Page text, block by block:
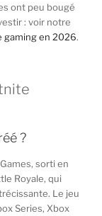
ont peu bougé
: voir notre
gaming en 2026.
?
sorti en
Royale, qui
Le jeu
Series, Xbox